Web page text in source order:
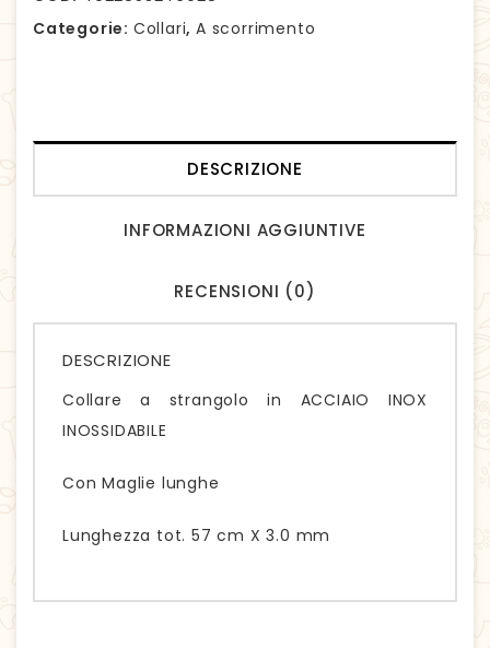
Categorie: Collari,A scorrimento
DESCRIZIONE
INFORMAZIONI AGGIUNTIVE
RECENSIONI (0)
DESCRIZIONE
Collare a strangolo in ACCIAIO INOX
INOSSIDABILE
Con Maglie lunghe
Lunghezza tot. 57 cm X 3.0 mm